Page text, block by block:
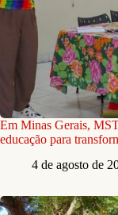
Em Minas Gerais,
educação para
4 de agosto de